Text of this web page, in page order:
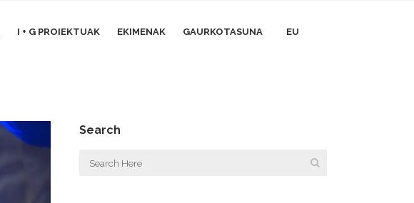
I + G PROIEKTUAK EKIMENAK GAURKOTASUNA EU
Search